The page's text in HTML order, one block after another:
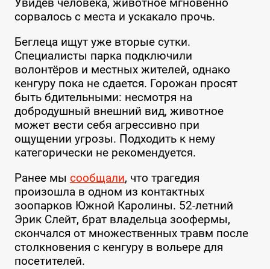
Увидев человека, животное мгновенно
сорвалось с места и ускакало прочь.
Беглеца ищут уже вторые сутки.
Специалисты парка подключили
волонтёров и местных жителей, однако
кенгуру пока не сдается. Горожан просят
быть бдительными: несмотря на
добродушный внешний вид, животное
может вести себя агрессивно при
ощущении угрозы. Подходить к нему
категорически не рекомендуется.
Ранее мы сообщали, что трагедия
произошла в одном из контактных
зоопарков Южной Каролины. 52-летний
Эрик Слейт, брат владельца зоофермы,
скончался от множественных травм после
столкновения с кенгуру в вольере для
посетителей.